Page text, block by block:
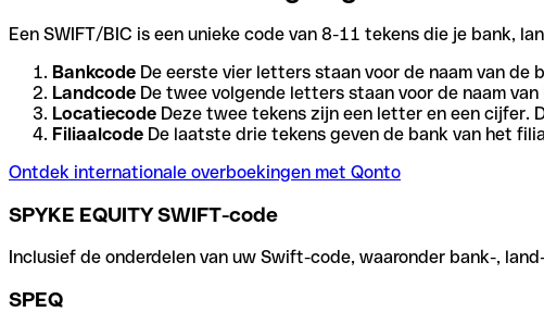
Een SWIFT/BIC is een unieke code van 8-11 tekens die je bank,
Bankcode De eerste vier letters staan voor de naam van de
Landcode De twee volgende letters staan voor de naam
Locatiecode Deze twee tekens zijn een letter en een cijfer.
Filiaalcode De laatste drie tekens geven de bank van het
Ontdek internationale overboekingen met Qonto
SPYKE EQUITY SWIFT-code
Inclusief de onderdelen van uw Swift-code, waaronder bank-,
SPEQ